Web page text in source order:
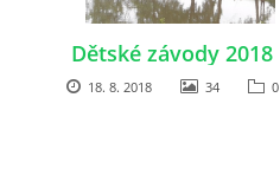
Dětské závody 2018
18. 8. 2018 34 0